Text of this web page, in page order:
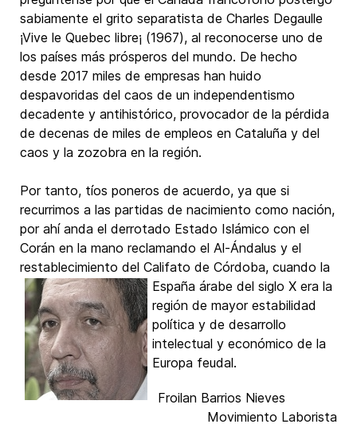
sabiamente el grito separatista de Charles Degaulle
¡Vive le Quebec libre¡ (1967), al reconocerse uno de
los países más prósperos del mundo. De hecho
desde 2017 miles de empresas han huido
despavoridas del caos de un independentismo
decadente y antihistórico, provocador de la pérdida
de decenas de miles de empleos en Cataluña y del
caos y la zozobra en la región.
Por tanto, tíos poneros de acuerdo, ya que si
recurrimos a las partidas de nacimiento como nación,
por ahí anda el derrotado Estado Islámico con el
Corán en la mano reclamando el Al-Ándalus y el
restablecimiento del Califato de Córdoba, cuando la
España árabe del siglo X era la
región de mayor estabilidad
política y de desarrollo
intelectual y económico de la
Europa feudal.
Froilan Barrios Nieves
Movimiento Laborista